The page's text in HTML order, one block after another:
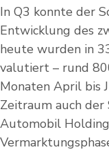
In Q3 konnte der
Entwicklung des
heute wurden in
valutiert – rund
Monaten April bis
Zeitraum auch der
Automobil Holding